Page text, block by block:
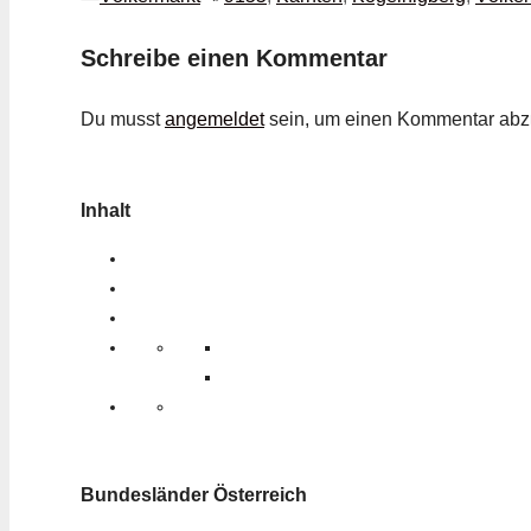
Schreibe einen Kommentar
Du musstangemeldetsein, um einen Kommentar
Inhalt
Bundesländer Österreich